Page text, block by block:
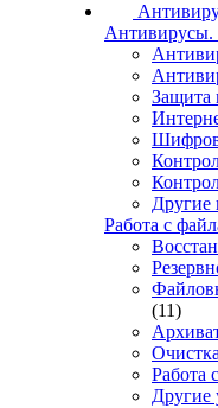
Антивирусы.
Защита
Другие
Работа с
(11)
Работа
Другие